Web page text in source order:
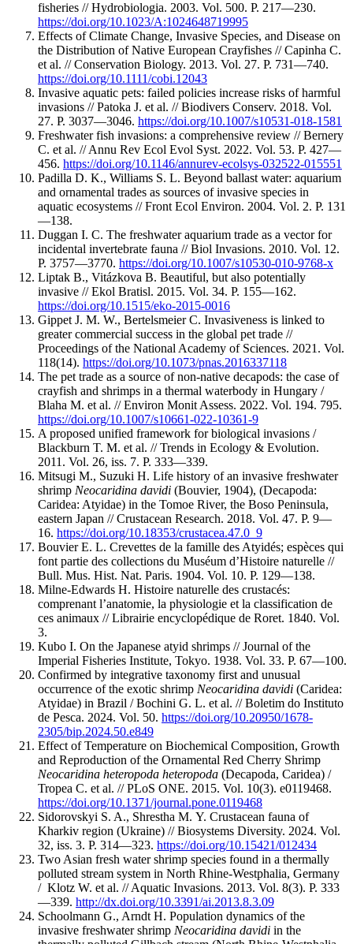
fisheries // Hydrobiologia. 2003. Vol. 500. P. 217—230.
https://doi.org/10.1023/A:1024648719995
Effects of Climate Change, Invasive Species, and Disease on
the Distribution of Native European Crayfishes // Capinha C.
et al. // Conservation Biology. 2013. Vol. 27. P. 731—740.
https://doi.org/10.1111/cobi.12043
Invasive aquatic pets: failed policies increase risks of harmful
invasions // Patoka J. et al. // Biodivers Conserv. 2018. Vol.
27. P. 3037—3046. https://doi.org/10.1007/s10531-018-1581
Freshwater fish invasions: a comprehensive review // Bernery
C. et al. // Annu Rev Ecol Evol Syst. 2022. Vol. 53. P. 427—
456. https://doi.org/10.1146/annurev-ecolsys-032522-015551
Padilla D. K., Williams S. L. Beyond ballast water: aquarium
and ornamental trades as sources of invasive species in
aquatic ecosystems // Front Ecol Environ. 2004. Vol. 2. P. 131
—138.
Duggan I. C. The freshwater aquarium trade as a vector for
incidental invertebrate fauna // Biol Invasions. 2010. Vol. 12.
P. 3757—3770. https://doi.org/10.1007/s10530-010-9768-x
Liptak B., Vitázkova B. Beautiful, but also potentially
invasive // Ekol Bratisl. 2015. Vol. 34. P. 155—162.
https://doi.org/10.1515/eko-2015-0016
Gippet J. M. W., Bertelsmeier C. Invasiveness is linked to
greater commercial success in the global pet trade //
Proceedings of the National Academy of Sciences. 2021. Vol.
118(14). https://doi.org/10.1073/pnas.2016337118
The pet trade as a source of non-native decapods: the case of
crayfish and shrimps in a thermal waterbody in Hungary /
Blaha M. et al. // Environ Monit Assess. 2022. Vol. 194. 795.
https://doi.org/10.1007/s10661-022-10361-9
A proposed unified framework for biological invasions /
Blackburn T. M. et al. // Trends in Ecology & Evolution.
2011. Vol. 26, iss. 7. P. 333—339.
Mitsugi M., Suzuki H. Life history of an invasive freshwater
shrimp Neocaridina davidi (Bouvier, 1904), (Decapoda:
Caridea: Atyidae) in the Tomoe River, the Boso Peninsula,
eastern Japan // Crustacean Research. 2018. Vol. 47. P. 9—
16. https://doi.org/10.18353/crustacea.47.0_9
Bouvier E. L. Crevettes de la famille des Atyidés; espèces qui
font partie des collections du Muséum d’Histoire naturelle //
Bull. Mus. Hist. Nat. Paris. 1904. Vol. 10. P. 129—138.
Milne-Edwards H. Histoire naturelle des crustacés:
comprenant l’anatomie, la physiologie et la classification de
ces animaux // Librairie encyclopédique de Roret. 1840. Vol.
3.
Kubo I. On the Japanese atyid shrimps // Journal of the
Imperial Fisheries Institute, Tokyo. 1938. Vol. 33. P. 67—100.
Confirmed by integrative taxonomy first and unusual
occurrence of the exotic shrimp Neocaridina davidi (Caridea:
Atyidae) in Brazil / Bochini G. L. et al. // Boletim do Instituto
de Pesca. 2024. Vol. 50. https://doi.org/10.20950/1678-
2305/bip.2024.50.e849
Effect of Temperature on Biochemical Composition, Growth
and Reproduction of the Ornamental Red Cherry Shrimp
Neocaridina heteropoda heteropoda (Decapoda, Caridea) /
Tropea C. et al. // PLoS ONE. 2015. Vol. 10(3). e0119468.
https://doi.org/10.1371/journal.pone.0119468
Sidorovskyi S. A., Shrestha М. Y. Crustacean fauna of
Kharkiv region (Ukraine) // Biosystems Diversity. 2024. Vol.
32, iss. 3. P. 314—323. https://doi.org/10.15421/012434
Two Asian fresh water shrimp species found in a thermally
polluted stream system in North Rhine-Westphalia, Germany
/ Klotz W. et al. // Aquatic Invasions. 2013. Vol. 8(3). P. 333
—339. http://dx.doi.org/10.3391/ai.2013.8.3.09
Schoolmann G., Arndt H. Population dynamics of the
invasive freshwater shrimp Neocaridina davidi in the